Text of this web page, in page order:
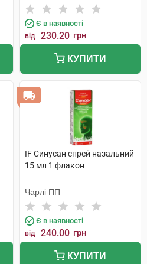
Є в наявності
від 230.20 грн
КУПИТИ
IF Синусан спрей назальний
15 мл 1 флакон
Чарлі ПП
Є в наявності
від 240.00 грн
КУПИТИ